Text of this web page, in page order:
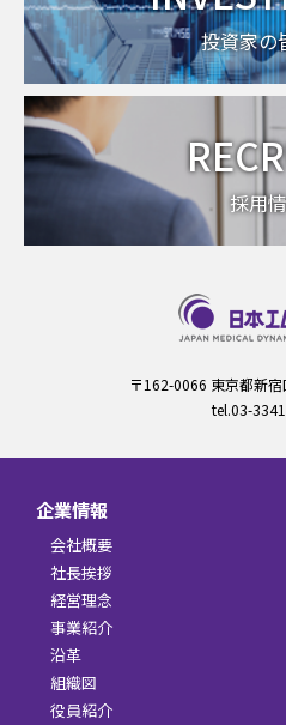
投資家の
採用
〒162-0066 東京都新
tel.03-
企業情報
会社概要
社長挨拶
経営理念
事業紹介
沿革
組織図
役員紹介